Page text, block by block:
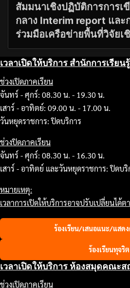
สัมมนาเชิงปฏิบัติการการเ
กลาง Interim report และ
ร่วมมือเครือข่ายพื้นที่วิจัยเ
เวลาเปิดให้บริการ สำนักการเรีย
ช่วงเปิดภาคเรียน
จันทร์ - ศุกร์: 08.30 น. - 19.30 น.
เสาร์ - อาทิตย์: 09.00 น. - 17.00 น.
วันหยุดราชการ: ปิดบริการ
ช่วงปิดภาคเรียน
จันทร์ - ศุกร์: 08.30 น. - 16.30 น.
เสาร์ - อาทิตย์ และวันหยุดราชการ: ปิดบริ
หมายเหตุ:
เวลาการเปิดให้บริการอาจปรับเปลี่ยนได้
ร้องเรียน/เสนอแนะ/แสด
ร้องเรียนทุจริต
เวลาเปิดให้บริการ ห้องสมุดคณะ
ช่วงเปิดภาคเรียน